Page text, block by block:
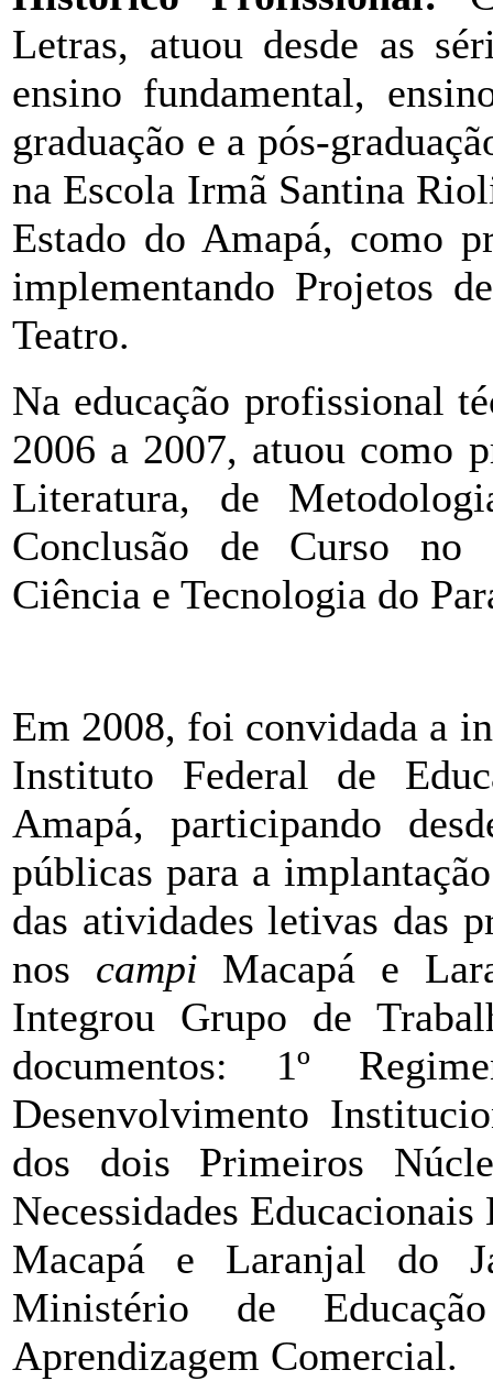
Letras, atuou desde as
ensino fundamental,
graduação e a pós-
na Escola Irmã Santina
Estado do Amapá, como
implementando Projetos
Teatro.
Na educação profissional
2006 a 2007, atuou como
Literatura, de
Conclusão de Curso no
Ciência e Tecnologia do
Em 2008, foi convidada a
Instituto Federal de
Amapá, participando
públicas para a
das atividades letivas das
nos campi Macapá e
Integrou Grupo de
documentos: 1º
Desenvolvimento
dos dois Primeiros
Necessidades
Macapá e Laranjal do
Ministério de
Aprendizagem Comercial.